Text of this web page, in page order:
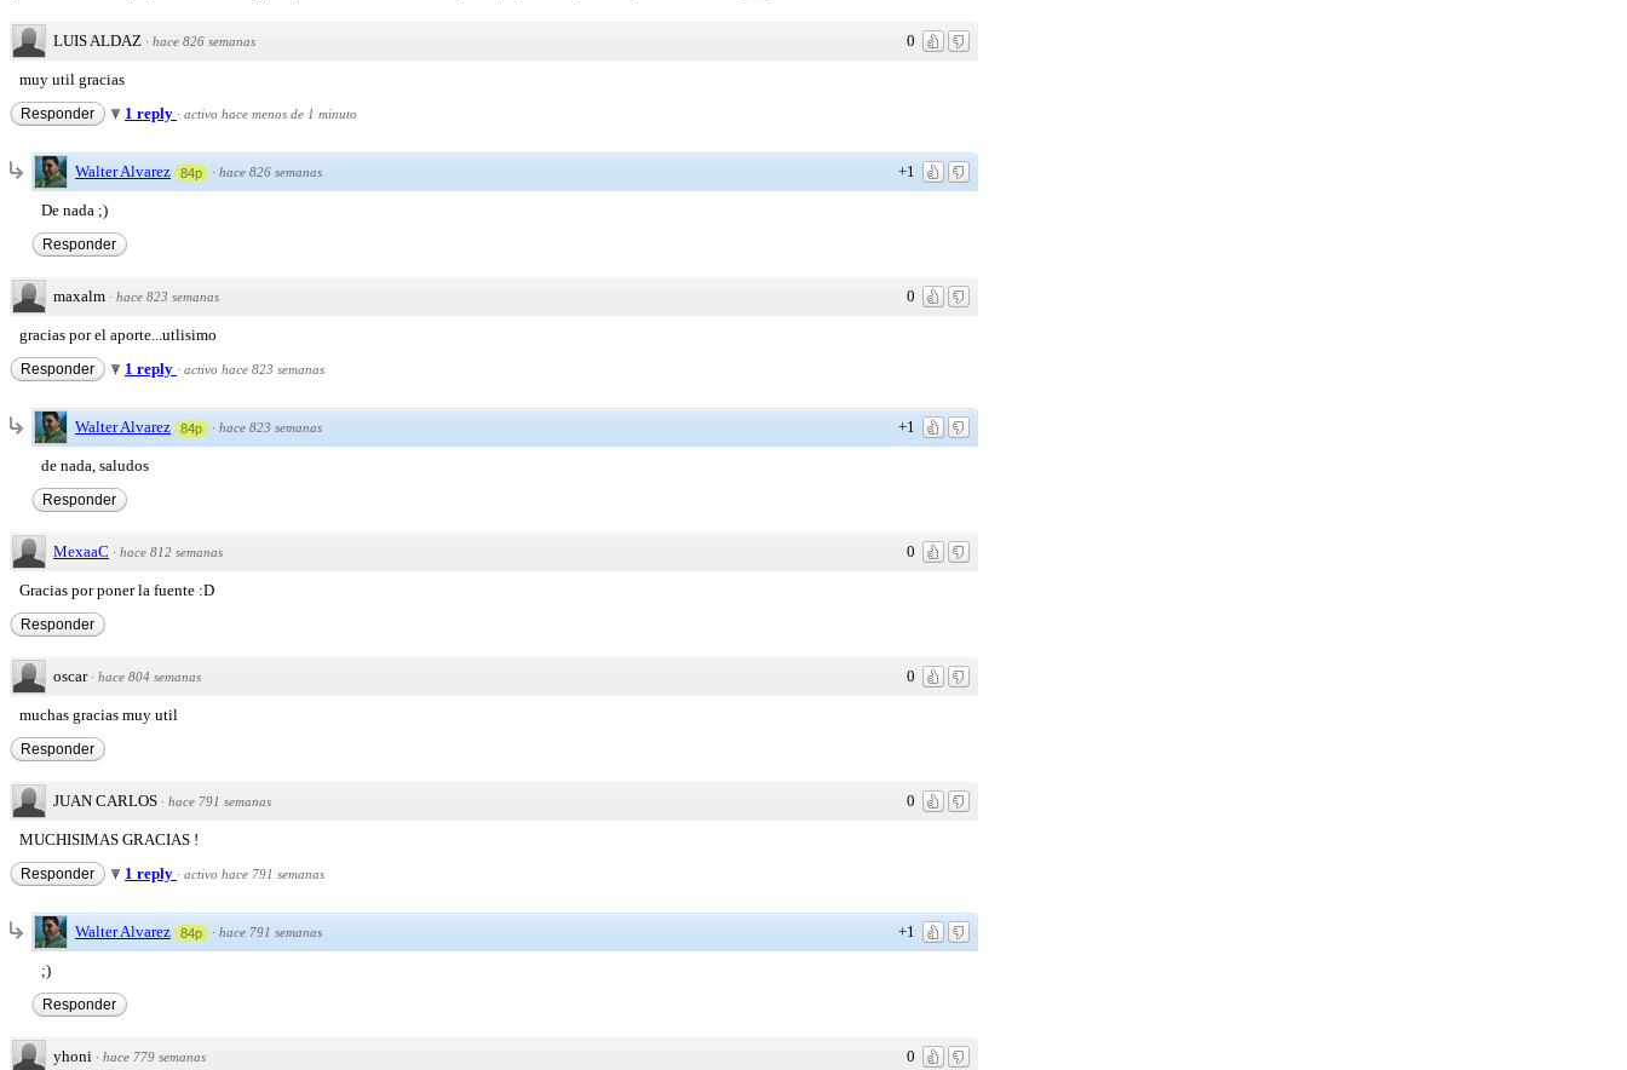
0
LUIS ALDAZ · hace 826 semanas
muy util gracias
Responder 1 reply · activo hace menos de 1 minuto
+1
Walter Alvarez 84p · hace 826 semanas
De nada ;)
Responder
0
maxalm · hace 823 semanas
gracias por el aporte...utlisimo
Responder 1 reply · activo hace 823 semanas
+1
Walter Alvarez 84p · hace 823 semanas
de nada, saludos
Responder
0
MexaaC · hace 812 semanas
Gracias por poner la fuente :D
Responder
0
oscar · hace 804 semanas
muchas gracias muy util
Responder
0
JUAN CARLOS · hace 791 semanas
MUCHISIMAS GRACIAS !
Responder 1 reply · activo hace 791 semanas
+1
Walter Alvarez 84p · hace 791 semanas
;)
Responder
0
yhoni · hace 779 semanas